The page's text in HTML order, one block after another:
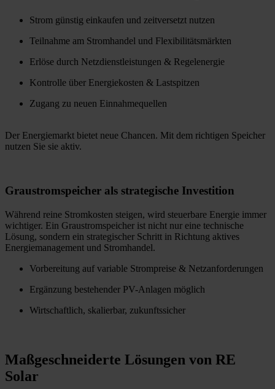
Strom günstig einkaufen und zeitversetzt nutzen
Teilnahme am Stromhandel und Flexibilitätsmärkten
Erlöse durch Netzdienstleistungen & Regelenergie
Kontrolle über Energiekosten & Lastspitzen
Zugang zu neuen Einnahmequellen
Der Energiemarkt bietet neue Chancen. Mit dem richtigen Speicher
nutzen Sie sie aktiv.
Graustromspeicher als strategische Investition
Während reine Stromkosten steigen, wird steuerbare Energie immer
wichtiger. Ein Graustromspeicher ist nicht nur eine technische
Lösung, sondern ein strategischer Schritt in Richtung aktives
Energiemanagement und Stromhandel.
Vorbereitung auf variable Strompreise & Netzanforderungen
Ergänzung bestehender PV-Anlagen möglich
Wirtschaftlich, skalierbar, zukunftssicher
Maßgeschneiderte Lösungen von RE
Solar